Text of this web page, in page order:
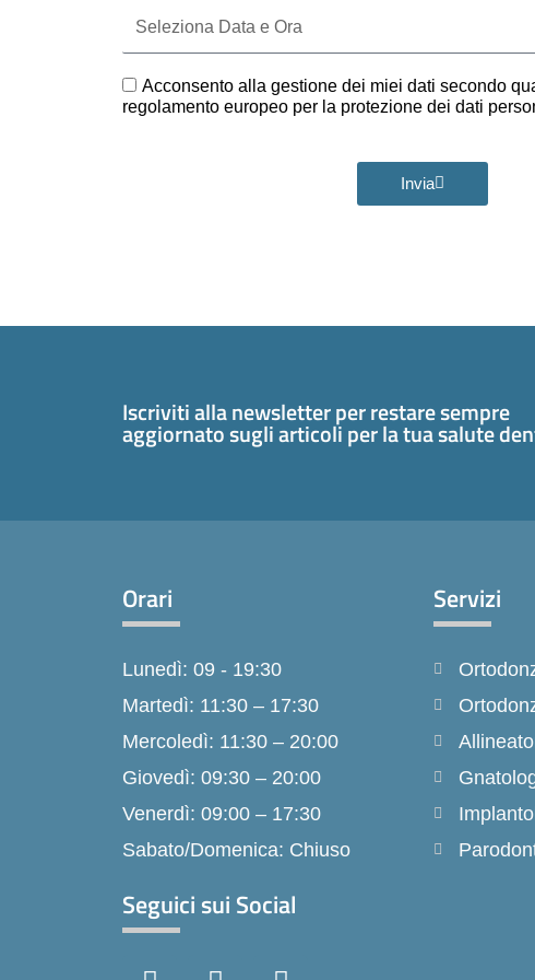
Data
e
GDPR
Acconsento alla gestione dei miei dati secondo
regolamento europeo per la protezione dei dati
Invia
Iscriviti alla newsletter per restare sempre
aggiornato sugli articoli per la tua salute
Orari
Lunedì: 09 - 19:30
Martedì: 11:30 – 17:30
Mercoledì: 11:30 – 20:00
Giovedì: 09:30 – 20:00
Venerdì: 09:00 – 17:30
Sabato/Domenica: Chiuso
Seguici sui Social
Servizi